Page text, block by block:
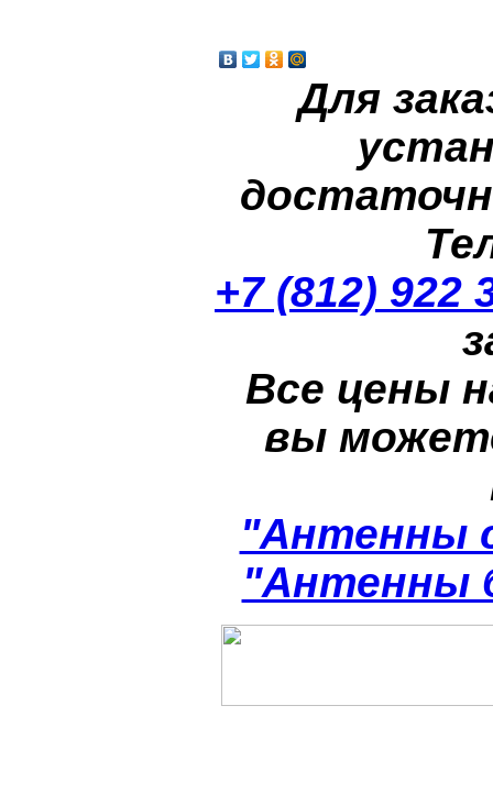
Для
+7 (812) 922
Все цены
вы
"Антенны
"Антенны